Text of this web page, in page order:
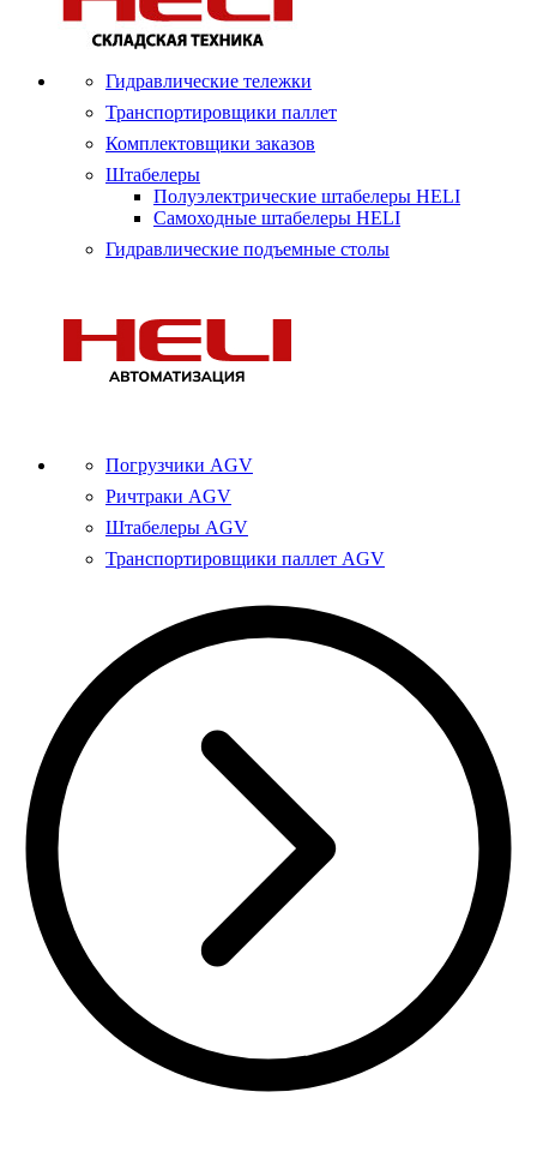
Гидравлические тележки
Транспортировщики паллет
Комплектовщики заказов
Штабелеры
Полуэлектрические штабелеры HELI
Самоходные штабелеры HELI
Гидравлические подъемные столы
Погрузчики AGV
Ричтраки AGV
Штабелеры AGV
Транспортировщики паллет AGV